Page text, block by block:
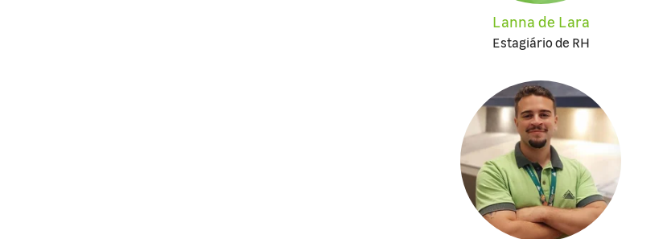
Lanna de Lara
Estagiário de RH